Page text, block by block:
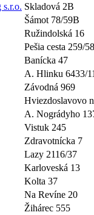
s.r.o. Skladová 2B
Šámot 78/59B
Ružindolská 16
Pešia cesta 259/58
Banícka 47
A. Hlinku 6433/
Závodná 969
Hviezdoslavovo
A. Nográdyho
Vistuk 245
Zdravotnícka 7
Lazy 2116/37
Karloveská 13
Kolta 37
Na Revíne 20
Žihárec 555